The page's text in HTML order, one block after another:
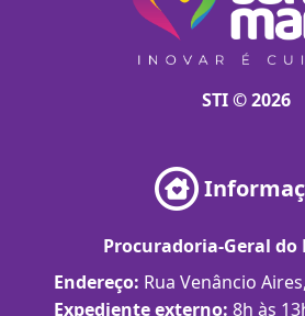
STI © 2026
Procuradoria-Geral
Endereço: Rua Venâncio
Expediente externo: 8h às